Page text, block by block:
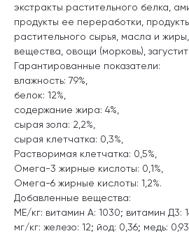
экстракты растительного белка,
продукты ее переработки,
растительного сырья, масла и
вещества, овощи (морковь),
Гарантированные показатели:
влажность: 79%,
белок: 12%,
содержание жира: 4%,
сырая зола: 2,2%,
сырая клетчатка: 0,3%,
Растворимая клетчатка: 0,5%,
Омега-3 жирные кислоты: 0,1%,
Омега-6 жирные кислоты: 1,2%.
Добавленные вещества:
МЕ/кг: витамин А: 1030; витамин Д3:
мг/кг: железо: 12; йод: 0,36; медь: